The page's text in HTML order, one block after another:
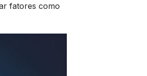
fatores como